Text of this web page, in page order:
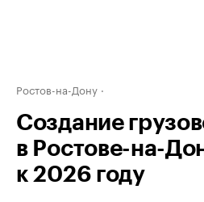
Ростов-на-Дону
Создание
в Ростове-на-
к 2026 году